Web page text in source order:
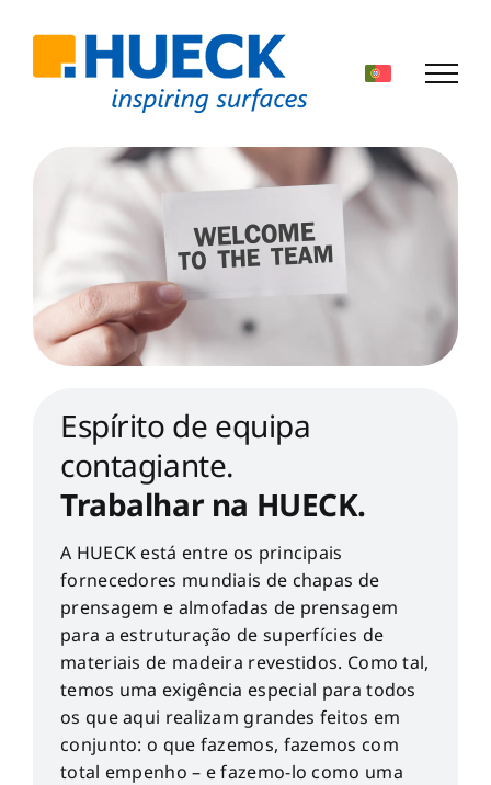
content
Espírito de equipa
contagiante.
Trabalhar na HUECK.
A HUECK está entre os principais
fornecedores mundiais de chapas de
prensagem e almofadas de prensagem
para a estruturação de superfícies de
materiais de madeira revestidos. Como tal,
temos uma exigência especial para todos
os que aqui realizam grandes feitos em
conjunto: o que fazemos, fazemos com
total empenho – e fazemo-lo como uma